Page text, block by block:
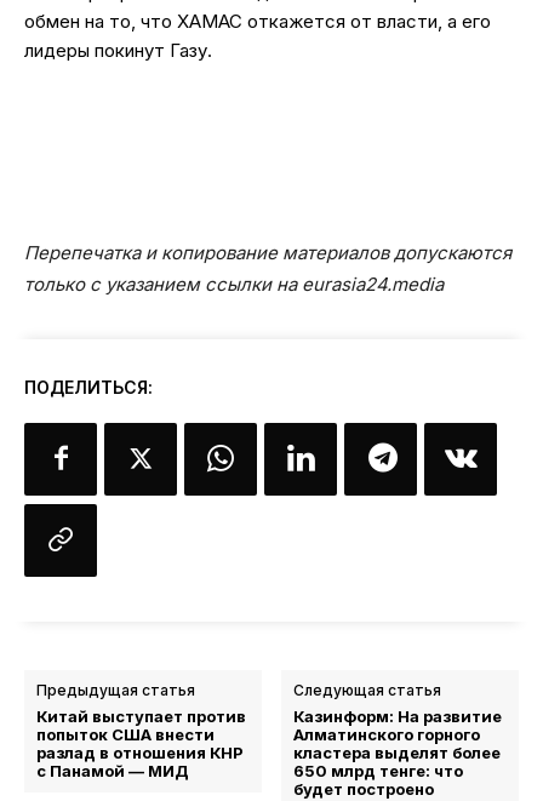
обмен на то, что ХАМАС откажется от власти, а его
лидеры покинут Газу.
Перепечатка и копирование материалов допускаются
только с указанием ссылки на eurasia24.media
ПОДЕЛИТЬСЯ:
Предыдущая статья
Китай выступает против
попыток США внести
разлад в отношения КНР
с Панамой — МИД
Следующая статья
Казинформ: На развитие
Алматинского горного
кластера выделят более
650 млрд тенге: что
будет построено